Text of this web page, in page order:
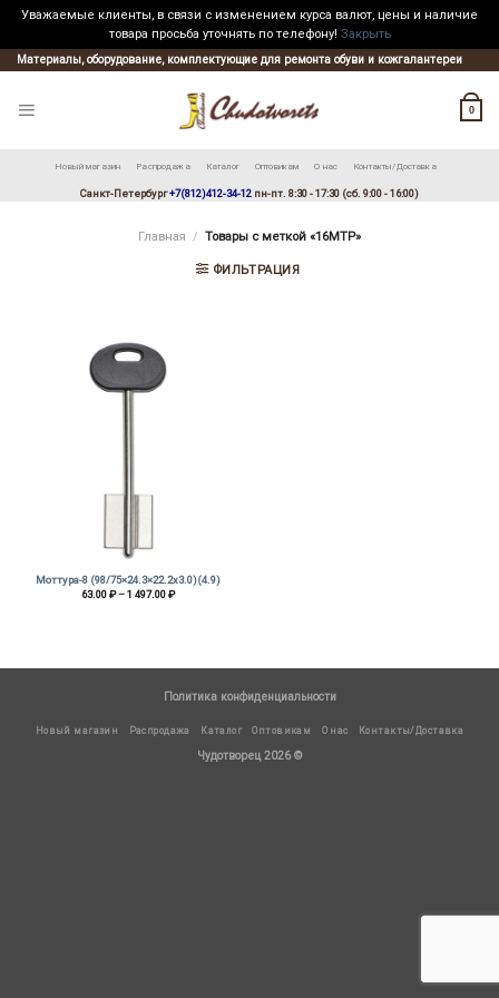
Уважаемые клиенты, в связи с изменением курса валют, цены и наличие
товара просьба уточнять по телефону! Закрыть
Skip
to
Материалы, оборудование, комплектующие для ремонта обуви и кожгалантереи
0
Новый магазин Распродажа Каталог Оптовикам О нас Контакты/Доставка
Санкт-Петербург+7(812)412-34-12 пн-пт. 8:30 - 17:30 (сб. 9:00 - 16:00)
Главная / Товары с меткой «16MTP»
ФИЛЬТРАЦИЯ
Моттура-8 (98/75×24.3×22.2х3.0)(4.9)
63.00₽ – 1 497.00₽Диапазон
Политика конфиденциальности
Новый магазин Распродажа Каталог Оптовикам О нас Контакты/Доставка
Чудотворец 2026 ©